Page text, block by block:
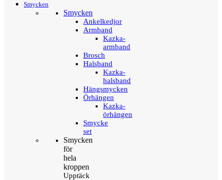
Smycken
Smycken
Ankelkedjor
Armband
Kazka-
armband
Brosch
Halsband
Kazka-
halsband
Hängsmycken
Örhängen
Kazka-
örhängen
Smycke
set
Smycken
för
hela
kroppen
Upptäck